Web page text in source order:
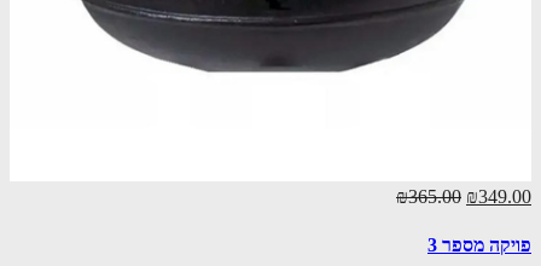
₪349.00
₪365.00
פויקה מספר 3